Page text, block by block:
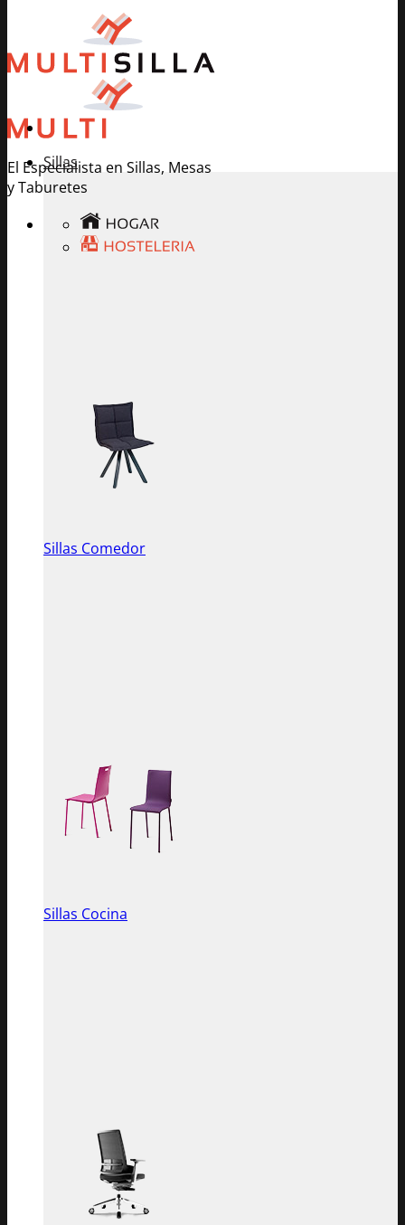
El Especialista en Sillas, Mesas
y Taburetes
Sillas
Sillas Comedor
Sillas Cocina